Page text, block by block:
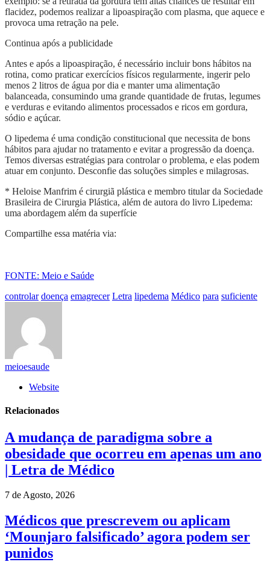
flacidez, podemos realizar a lipoaspiração com plasma, que aquece e
provoca uma retração na pele.
Continua após a publicidade
Antes e após a lipoaspiração, é necessário incluir bons hábitos na
rotina, como praticar exercícios físicos regularmente, ingerir pelo
menos 2 litros de água por dia e manter uma alimentação
balanceada, consumindo uma grande quantidade de frutas, legumes
e verduras e evitando alimentos processados e ricos em gordura,
sódio e açúcar.
O lipedema é uma condição constitucional que necessita de bons
hábitos para ajudar no tratamento e evitar a progressão da doença.
Temos diversas estratégias para controlar o problema, e elas podem
atuar em conjunto. Desconfie das soluções simples e milagrosas.
* Heloise Manfrim é cirurgiã plástica e membro titular da Sociedade
Brasileira de Cirurgia Plástica, além de autora do livro Lipedema:
uma abordagem além da superfície
Compartilhe essa matéria via:
FONTE: Meio e Saúde
controlar doença emagrecer Letra lipedema Médico para suficiente
meioesaude
Website
Relacionados
A mudança de paradigma sobre a
obesidade que ocorreu em apenas um ano
| Letra de Médico
7 de Agosto, 2026
Médicos que prescrevem ou aplicam
‘Mounjaro falsificado’ agora podem ser
punidos